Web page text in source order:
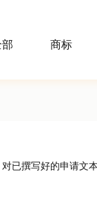
商标
已撰写好的申请文